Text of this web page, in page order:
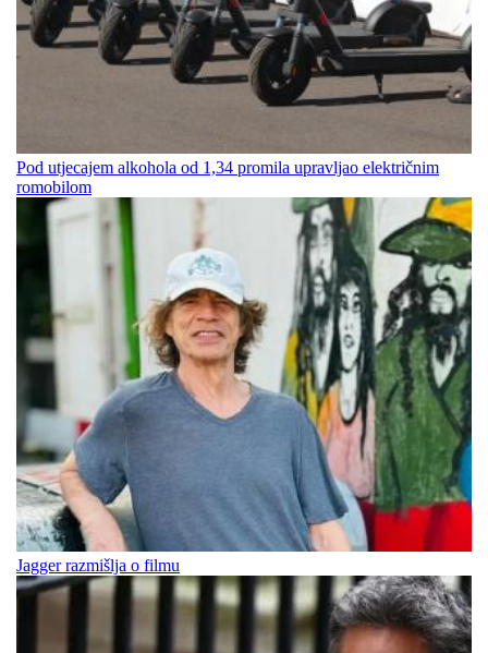
Pod utjecajem alkohola od 1,34 promila upravljao električnim
romobilom
Jagger razmišlja o filmu